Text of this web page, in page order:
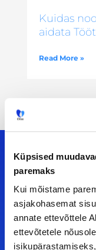
Küpsised
paremaks
Kui mõistame
asjakohasemat
annate ettevõttele
ettevõtetele
Kuidas
aidata
Read More »
Tööelublogi.ee
kursis
ettepanekuid